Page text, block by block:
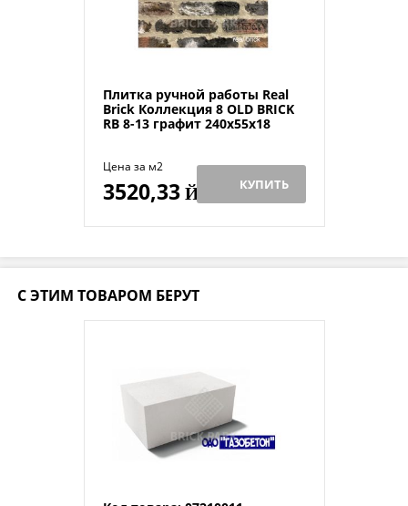
Плитка ручной работы Real
Brick Коллекция 8 OLD BRICK
RB 8-13 графит 240х55х18
Цена за м2
3520,33Й КУПИТЬ
С ЭТИМ ТОВАРОМ БЕРУТ